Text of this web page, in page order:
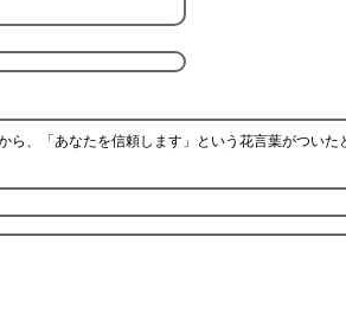
ら、「あなたを信頼します」という花言葉がついた